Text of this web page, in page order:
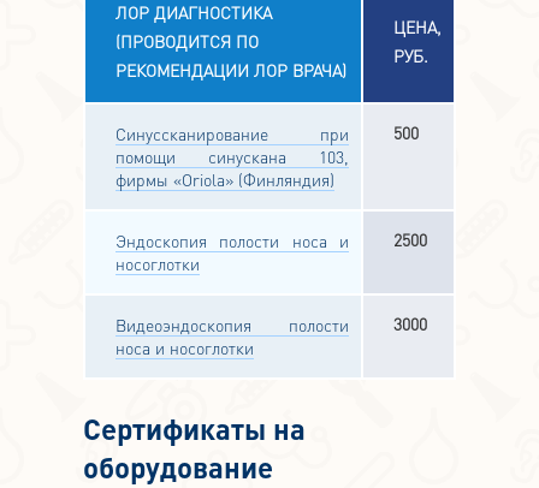
ЛОР ДИАГНОСТИКА
(ПРОВОДИТСЯ ПО
РЕКОМЕНДАЦИИ ЛОР ВРАЧА)
ЦЕНА,
РУБ.
Синуссканирование при
помощи синускана 103,
фирмы «Oriola» (Финляндия)
500
Эндоскопия полости носа и
носоглотки
2500
Видеоэндоскопия полости
носа и носоглотки
3000
Сертификаты на
оборудование